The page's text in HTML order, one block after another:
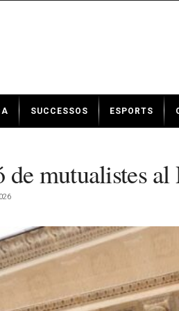
SUCCESSOS ESPORTS
mutualistes